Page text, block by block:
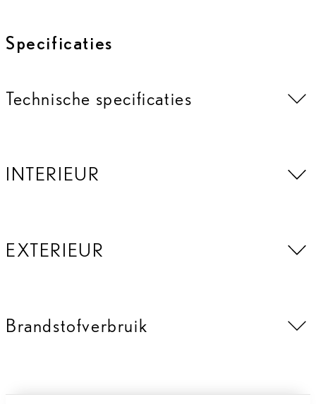
Specificaties
Technische specificaties
INTERIEUR
EXTERIEUR
Brandstofverbruik